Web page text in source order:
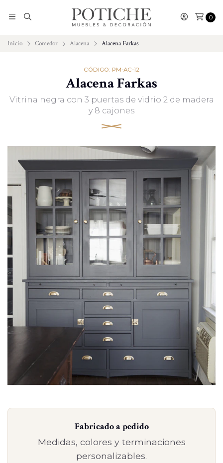
0
Inicio Comedor Alacena Alacena Farkas
CÓDIGO: PM-AC-12
Alacena Farkas
Vitrina negra con 3 puertas de vidrio 2 de madera
y 8 cajones
Fabricado a pedido
Medidas, colores y terminaciones
personalizables.